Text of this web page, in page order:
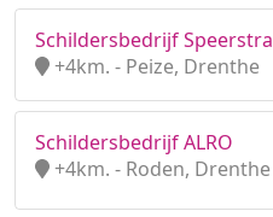
Schildersbedrijf Speerstra
+4km. - Peize, Drenthe
Schildersbedrijf ALRO
+4km. - Roden, Drenthe